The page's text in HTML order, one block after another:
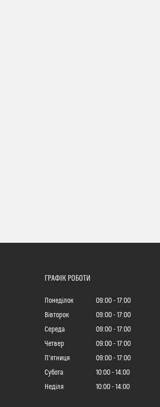
ГРАФІК РОБОТИ
Понеділок 09:00
17:00
Вівторок
09:00
17:00
Середа
09:00
17:00
Четвер
09:00
17:00
Пʼятниця
09:00
17:00
Субота
10:00
14:00
Неділя
10:00 14:00